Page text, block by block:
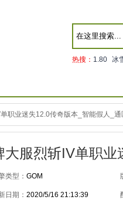
热搜： 1.80 冰
职业迷失12.0传奇版本_智能假人_
服烈斩IV单职
类型： GOM
日期： 2020/5/16 21:13:39